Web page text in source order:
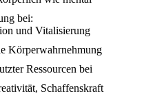
bei:
und Vitalisierung
Körperwahrnehmung
Ressourcen bei
Schaffenskraft